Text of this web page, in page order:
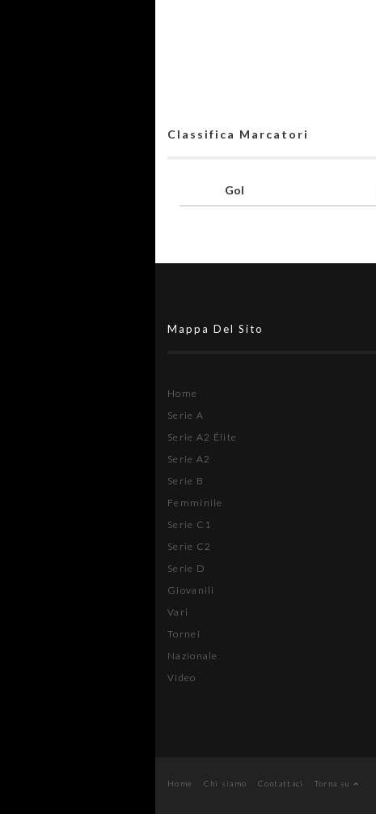
Classifica Marcatori
Gol
Mappa Del Sito
Home
Serie A
Serie A2 Élite
Serie A2
Serie B
Femminile
Serie C1
Serie C2
Serie D
Giovanili
Vari
Tornei
Nazionale
Video
Home Chi siamo Contattaci Torna su